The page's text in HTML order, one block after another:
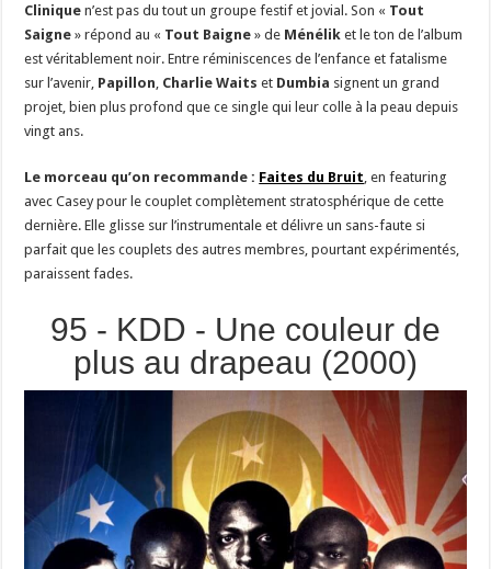
Clinique n’est pas du tout un groupe festif et jovial. Son « Tout
Saigne » répond au « Tout Baigne » de Ménélik et le ton de l’album
est véritablement noir. Entre réminiscences de l’enfance et fatalisme
sur l’avenir, Papillon Charlie Waits et Dumbia signent un grand
projet, bien plus profond que ce single qui leur colle à la peau depuis
vingt ans.
Le morceau qu’on recommande : Faites du Bruit , en featuring
avec Casey pour le couplet complètement stratosphérique de cette
dernière. Elle glisse sur l’instrumentale et délivre un sans-faute si
parfait que les couplets des autres membres, pourtant expérimentés,
paraissent fades.
95 - KDD - Une couleur de
plus au drapeau (2000)